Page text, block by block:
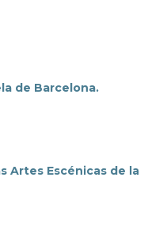
de Barcelona.
Artes Escénicas de la